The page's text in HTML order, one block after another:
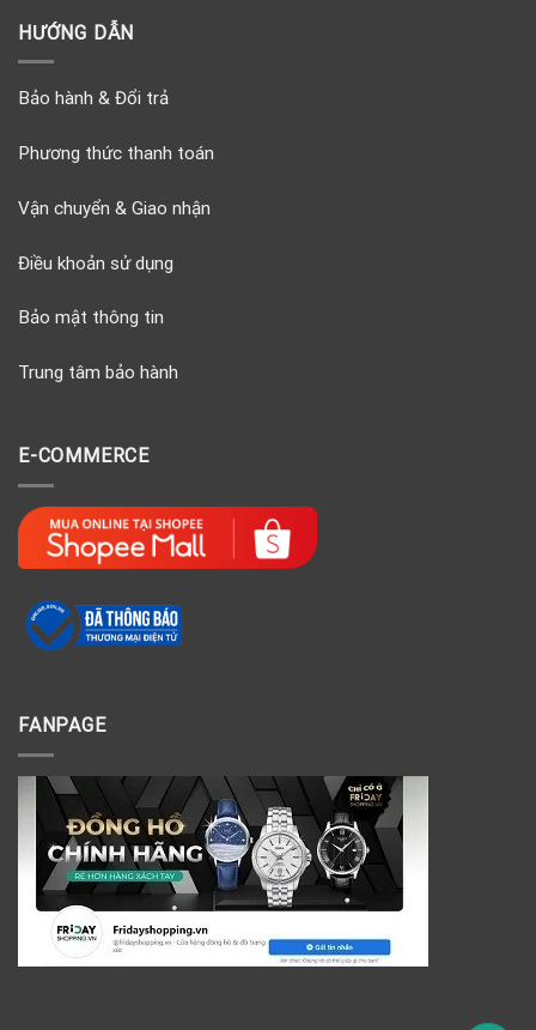
HƯỚNG DẪN
Bảo hành & Đổi trả
Phương thức thanh toán
Vận chuyển & Giao nhận
Điều khoản sử dụng
Bảo mật thông tin
Trung tâm bảo hành
E-COMMERCE
FANPAGE